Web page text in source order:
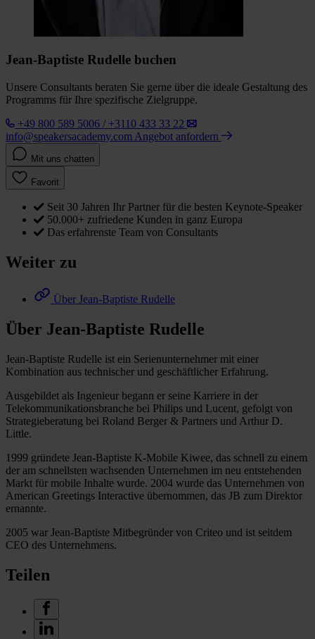
Jean-Baptiste Rudelle buchen
Unsere Consultants beraten Sie gerne über die ideale Gestaltung des
Programms für Ihre spezifische Zielgruppe.
+49 800 589 5006 / +3110 433 33 22
info@speakersacademy.com Angebot anfordern
Mit uns chatten
Favorit
Seit 30 Jahren Ihr Partner für die besten Keynote-Speaker
50.000+ zufriedene Kunden in ganz Europa
Das erfahrenste Team von Consultants
Weiter zu
Über Jean-Baptiste Rudelle
Über Jean-Baptiste Rudelle
Jean-Baptiste Rudelle ist ein Serienunternehmer mit einer
Kombination aus technischer und geschäftlicher Erfahrung.
Ausgebildet als Ingenieur begann er seine Karriere in der
Telekommunikationsbranche bei Philips und Lucent, gefolgt von
Strategieberatung bei Roland Berger & Partners und Arthur D.
Little.
1999 gründete Jean-Baptiste K-Mobile Kiwee, das schnell zu einem
der am schnellsten wachsenden Unternehmen im neu entstehenden
Markt für mobile Inhalte wurde. 2004 wurde das Unternehmen von
American Greetings Interactive übernommen, das JB zum Direktor
ernannte.
2005 war Jean-Baptiste Mitbegründer von Criteo und ist seitdem
CEO des Unternehmens.
Teilen